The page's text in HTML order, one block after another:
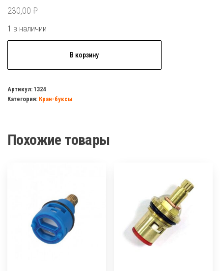
230,00 ₽
1 в наличии
д/
смесителя
В корзину
Артикул: 1324
Категория: Кран-буксы
Похожие товары